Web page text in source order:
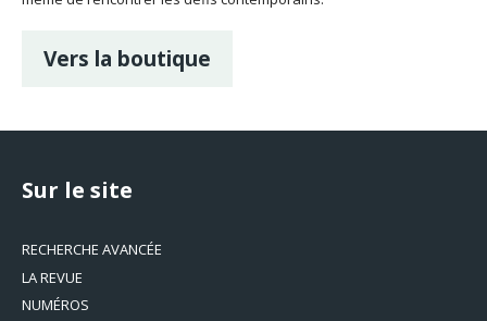
Vers la boutique
Sur le site
RECHERCHE AVANCÉE
LA REVUE
NUMÉROS